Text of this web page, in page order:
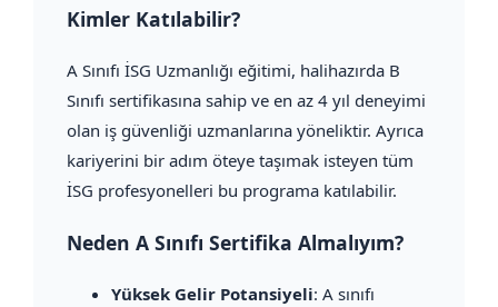
Kimler Katılabilir?
A Sınıfı İSG Uzmanlığı eğitimi, halihazırda B
Sınıfı sertifikasına sahip ve en az 4 yıl deneyimi
olan iş güvenliği uzmanlarına yöneliktir. Ayrıca
kariyerini bir adım öteye taşımak isteyen tüm
İSG profesyonelleri bu programa katılabilir.
Neden A Sınıfı Sertifika Almalıyım?
Yüksek Gelir Potansiyeli: A sınıfı